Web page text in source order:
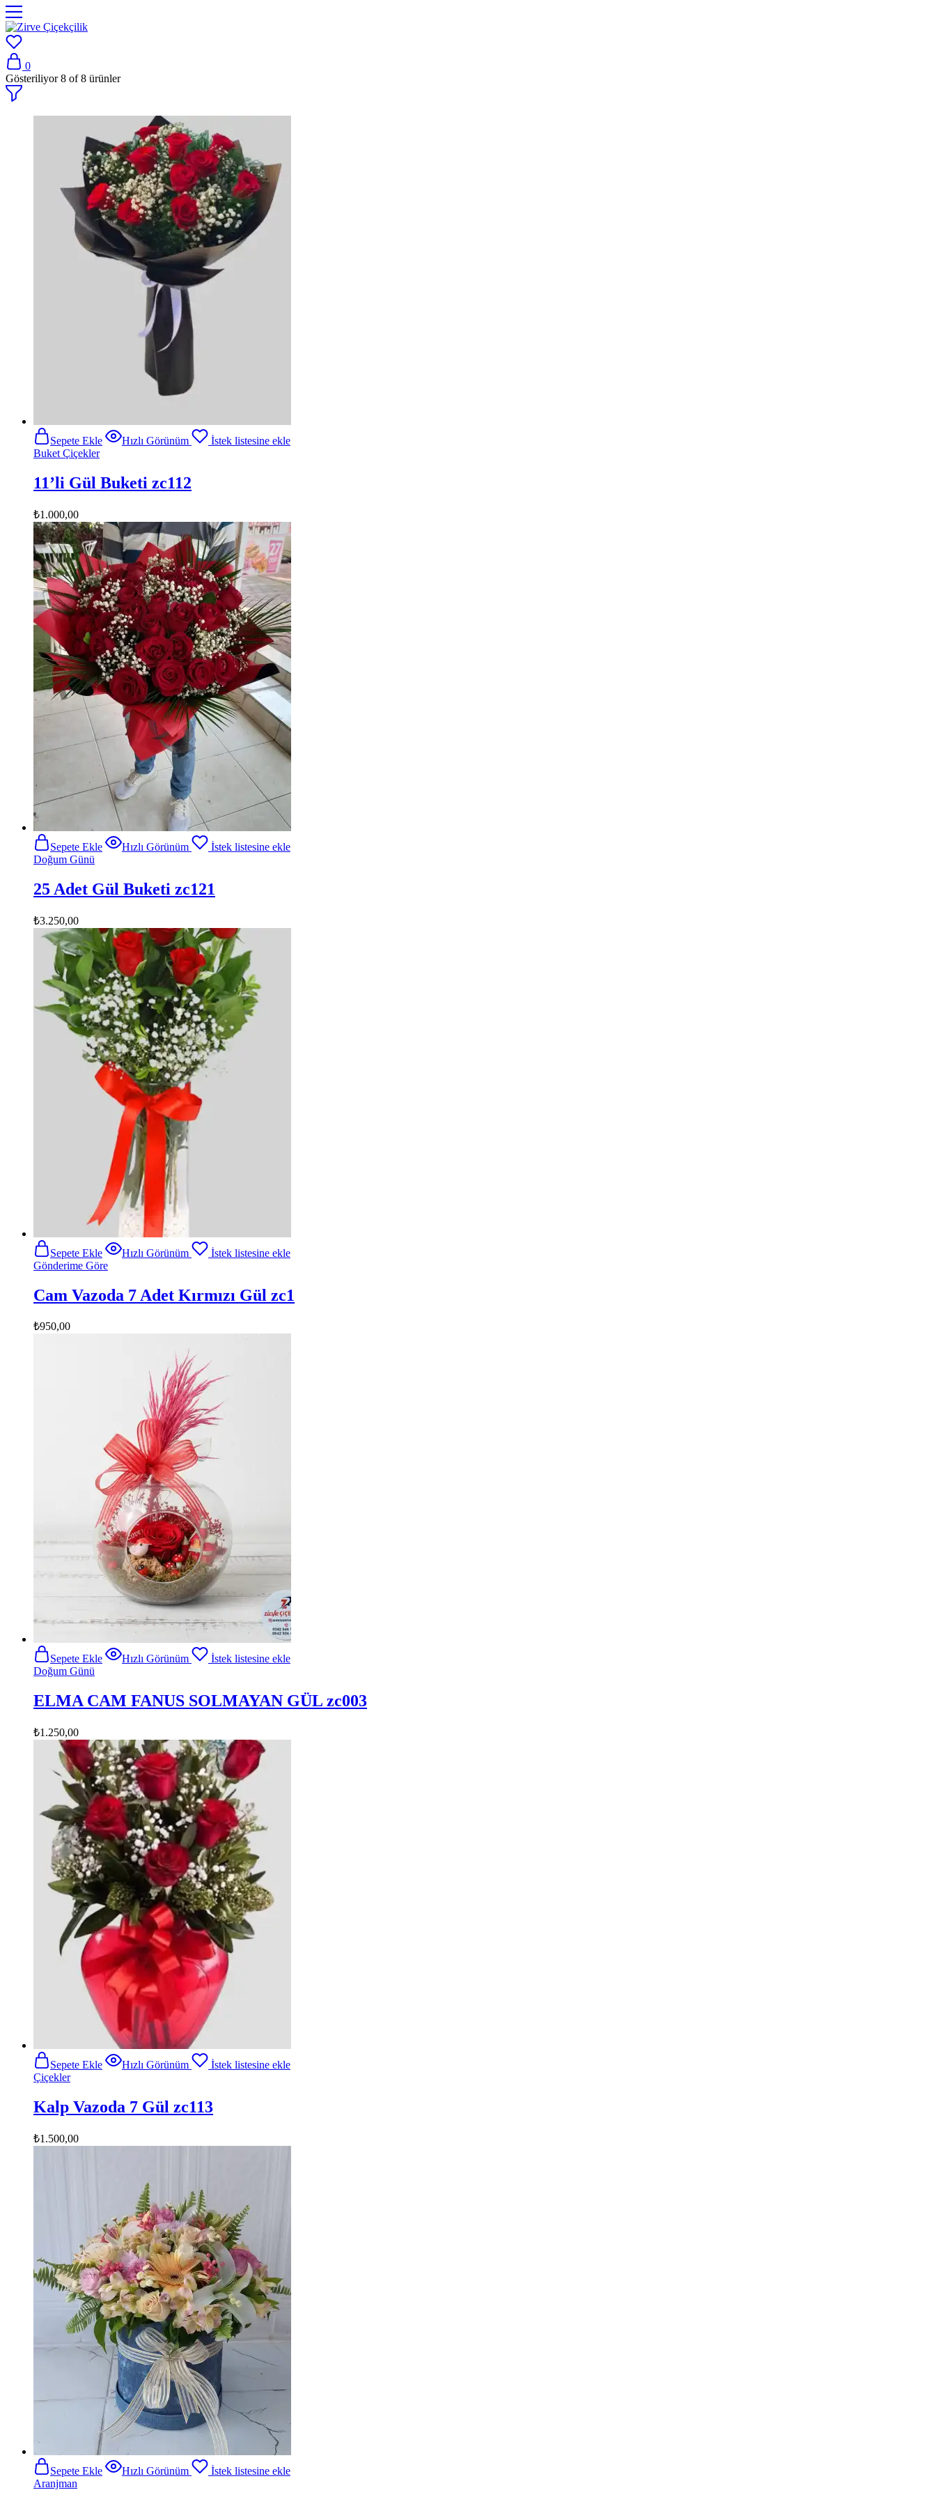
0
Gösteriliyor8 of8 ürünler
Sepete Ekle Hızlı Görünüm
İstek listesine ekle
Buket Çiçekler
11’li Gül Buketi zc112
₺1.000,00
Sepete Ekle Hızlı Görünüm
İstek listesine ekle
Doğum Günü
25 Adet Gül Buketi zc121
₺3.250,00
Sepete Ekle Hızlı Görünüm
İstek listesine ekle
Gönderime Göre
Cam Vazoda 7 Adet Kırmızı Gül zc1
₺950,00
Sepete Ekle Hızlı Görünüm
İstek listesine ekle
Doğum Günü
ELMA CAM FANUS SOLMAYAN GÜL zc003
₺1.250,00
Sepete Ekle Hızlı Görünüm
İstek listesine ekle
Çiçekler
Kalp Vazoda 7 Gül zc113
₺1.500,00
Sepete Ekle Hızlı Görünüm
İstek listesine ekle
Aranjman